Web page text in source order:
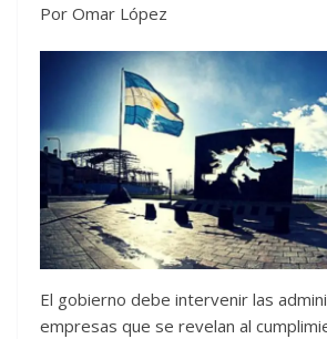
Por Omar López
El gobierno debe intervenir las
empresas que se revelan al